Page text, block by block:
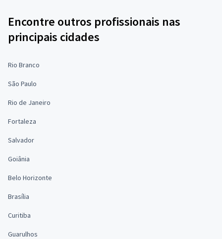
Encontre outros profissionais nas
principais cidades
Rio Branco
São Paulo
Rio de Janeiro
Fortaleza
Salvador
Goiânia
Belo Horizonte
Brasília
Curitiba
Guarulhos